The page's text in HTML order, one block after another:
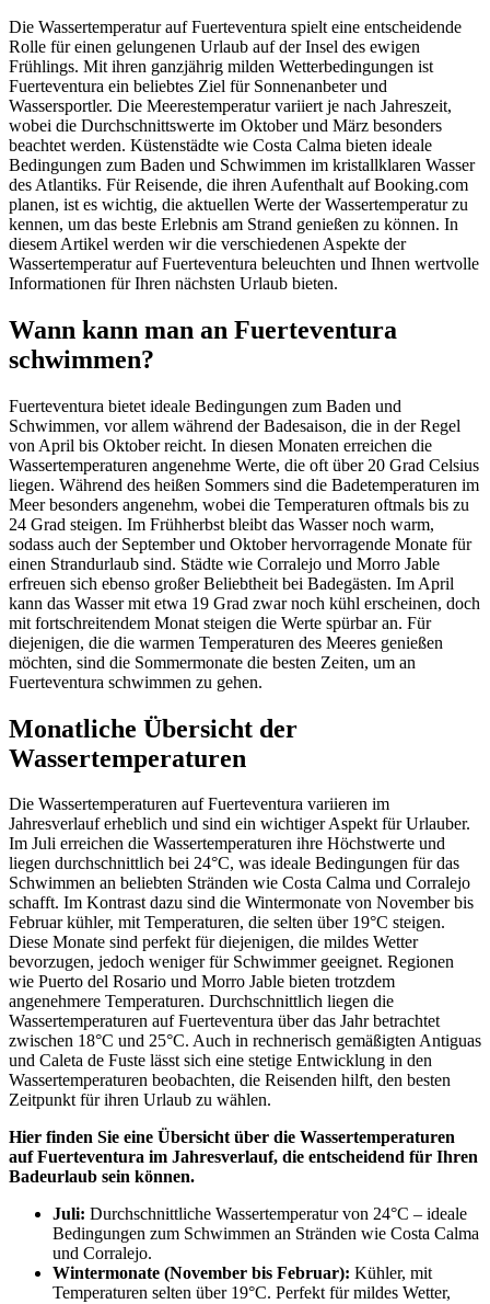
Die Wassertemperatur auf Fuerteventura spielt eine entscheidende
Rolle für einen gelungenen Urlaub auf der Insel des ewigen
Frühlings. Mit ihren ganzjährig milden Wetterbedingungen ist
Fuerteventura ein beliebtes Ziel für Sonnenanbeter und
Wassersportler. Die Meerestemperatur variiert je nach Jahreszeit,
wobei die Durchschnittswerte im Oktober und März besonders
beachtet werden. Küstenstädte wie Costa Calma bieten ideale
Bedingungen zum Baden und Schwimmen im kristallklaren Wasser
des Atlantiks. Für Reisende, die ihren Aufenthalt auf Booking.com
planen, ist es wichtig, die aktuellen Werte der Wassertemperatur zu
kennen, um das beste Erlebnis am Strand genießen zu können. In
diesem Artikel werden wir die verschiedenen Aspekte der
Wassertemperatur auf Fuerteventura beleuchten und Ihnen wertvolle
Informationen für Ihren nächsten Urlaub bieten.
Wann kann man an Fuerteventura
schwimmen?
Fuerteventura bietet ideale Bedingungen zum Baden und
Schwimmen, vor allem während der Badesaison, die in der Regel
von April bis Oktober reicht. In diesen Monaten erreichen die
Wassertemperaturen angenehme Werte, die oft über 20 Grad Celsius
liegen. Während des heißen Sommers sind die Badetemperaturen im
Meer besonders angenehm, wobei die Temperaturen oftmals bis zu
24 Grad steigen. Im Frühherbst bleibt das Wasser noch warm,
sodass auch der September und Oktober hervorragende Monate für
einen Strandurlaub sind. Städte wie Corralejo und Morro Jable
erfreuen sich ebenso großer Beliebtheit bei Badegästen. Im April
kann das Wasser mit etwa 19 Grad zwar noch kühl erscheinen, doch
mit fortschreitendem Monat steigen die Werte spürbar an. Für
diejenigen, die die warmen Temperaturen des Meeres genießen
möchten, sind die Sommermonate die besten Zeiten, um an
Fuerteventura schwimmen zu gehen.
Monatliche Übersicht der
Wassertemperaturen
Die Wassertemperaturen auf Fuerteventura variieren im
Jahresverlauf erheblich und sind ein wichtiger Aspekt für Urlauber.
Im Juli erreichen die Wassertemperaturen ihre Höchstwerte und
liegen durchschnittlich bei 24°C, was ideale Bedingungen für das
Schwimmen an beliebten Stränden wie Costa Calma und Corralejo
schafft. Im Kontrast dazu sind die Wintermonate von November bis
Februar kühler, mit Temperaturen, die selten über 19°C steigen.
Diese Monate sind perfekt für diejenigen, die mildes Wetter
bevorzugen, jedoch weniger für Schwimmer geeignet. Regionen
wie Puerto del Rosario und Morro Jable bieten trotzdem
angenehmere Temperaturen. Durchschnittlich liegen die
Wassertemperaturen auf Fuerteventura über das Jahr betrachtet
zwischen 18°C und 25°C. Auch in rechnerisch gemäßigten Antiguas
und Caleta de Fuste lässt sich eine stetige Entwicklung in den
Wassertemperaturen beobachten, die Reisenden hilft, den besten
Zeitpunkt für ihren Urlaub zu wählen.
Hier finden Sie eine Übersicht über die Wassertemperaturen
auf Fuerteventura im Jahresverlauf, die entscheidend für Ihren
Badeurlaub sein können.
Juli: Durchschnittliche Wassertemperatur von 24°C – ideale
Bedingungen zum Schwimmen an Stränden wie Costa Calma
und Corralejo.
Wintermonate (November bis Februar): Kühler, mit
Temperaturen selten über 19°C. Perfekt für mildes Wetter,